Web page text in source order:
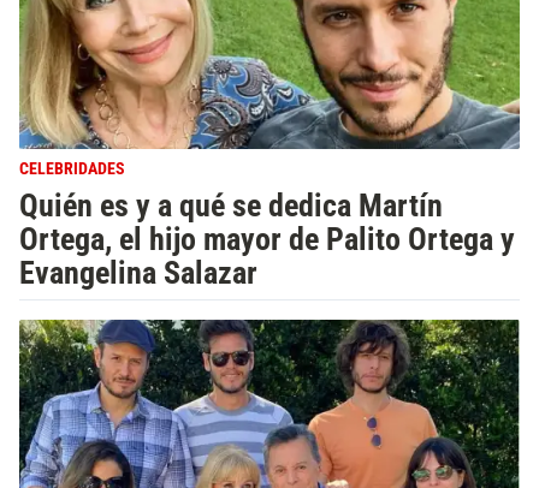
CELEBRIDADES
Quién es y a qué se dedica Martín
Ortega, el hijo mayor de Palito Ortega y
Evangelina Salazar